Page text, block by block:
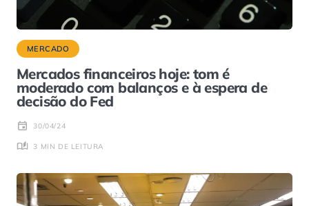
MERCADO
Mercados financeiros hoje: tom é
moderado com balanços e à espera de
decisão do Fed
30/04/24
3 MIN DE LEITURA